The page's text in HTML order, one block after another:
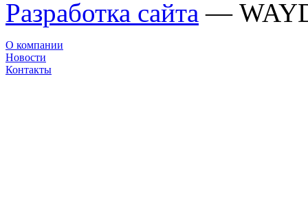
Разработка сайта —
О компании
Новости
Контакты